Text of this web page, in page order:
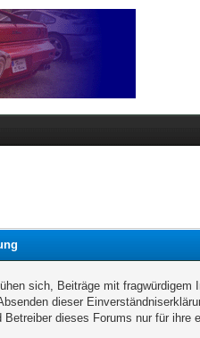
sich, Beiträge mit
dieser
dieses Forums nur für ihre